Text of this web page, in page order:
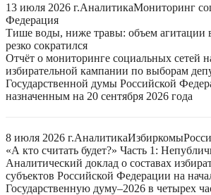
13 июля 2026 г.АналитикаМониторинг
Федерация
Тише воды, ниже травы: объем агитации
резко сократился
Отчёт о мониторинге социальных сетей
избирательной кампании по выборам
Государственной думы Российской
назначенным на 20 сентября 2026 года
8 июля 2026 г.АналитикаИзбиркомы
«А кто считать будет?» Часть 1:
Аналитический доклад о составах
субъектов Российской Федерации на
Государственную думу–2026 в четырех